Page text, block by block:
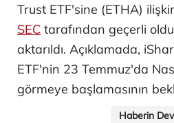
Trust ETF'sine (ETHA)
SEC tarafından geçerli
aktarıldı. Açıklamada,
ETF'nin 23 Temmuz'da
görmeye başlamasının
Haberin